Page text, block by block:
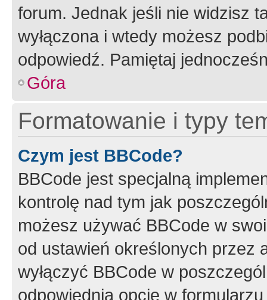
forum. Jednak jeśli nie widzisz
wyłączona i wtedy możesz
odpowiedź. Pamiętaj
Góra
Formatowanie i typy
Czym jest BBCode?
BBCode jest specjalną
kontrolę nad tym jak
możesz używać BBCode w
od ustawień określonych przez
wyłączyć BBCode w
odpowiednią opcję w